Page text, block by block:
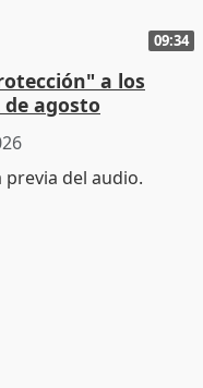
09:34
a los
agosto